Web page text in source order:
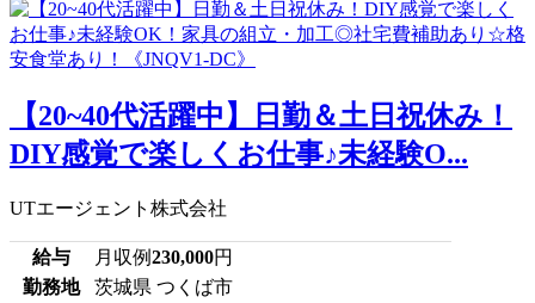
【20~40代活躍中】日勤＆土日祝休み！
DIY感覚で楽しくお仕事♪未経験O...
UTエージェント株式会社
給与 月収例230,000円
勤務地
茨城県 つくば市